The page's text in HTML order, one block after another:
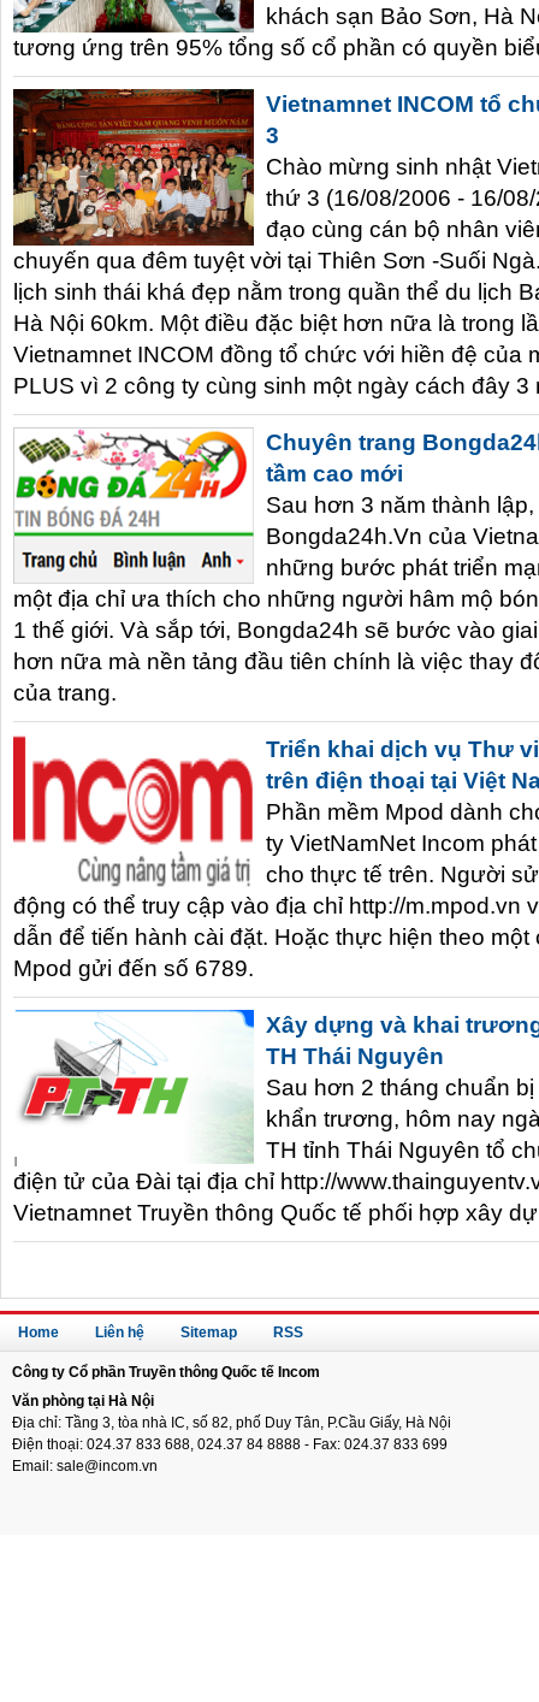
khách sạn Bảo Sơn, Hà
tương ứng trên 95% tổng số cổ phần có quyền
Vietnamnet INCOM tổ
3
Chào mừng sinh nhật
thứ 3 (16/08/2006 - 16/
đạo cùng cán bộ nhân
chuyến qua đêm tuyệt vời tại Thiên Sơn -Suối
lịch sinh thái khá đẹp nằm trong quần thể du lịch
Hà Nội 60km. Một điều đặc biệt hơn nữa là trong
Vietnamnet INCOM đồng tổ chức với hiền đệ của
PLUS vì 2 công ty cùng sinh một ngày cách đây 3
Chuyên trang
tầm cao mới
Sau hơn 3 năm thành
Bongda24h.Vn của
những bước phát triển
một địa chỉ ưa thích cho những người hâm mộ
1 thế giới. Và sắp tới, Bongda24h sẽ bước vào
hơn nữa mà nền tảng đầu tiên chính là việc thay
của trang.
Triển khai dịch vụ Thư
trên điện thoại tại Việt
Phần mềm Mpod dành
ty VietNamNet Incom
cho thực tế trên. Người
động có thể truy cập vào địa chỉ http://m.mpod.vn
dẫn để tiến hành cài đặt. Hoặc thực hiện theo một
Mpod gửi đến số 6789.
Xây dựng và khai
TH Thái Nguyên
Sau hơn 2 tháng chuẩn
khẩn trương, hôm nay
TH tỉnh Thái Nguyên tổ
điện tử của Đài tại địa chỉ http://
Vietnamnet Truyền thông Quốc tế phối hợp xây
Home Liên hệ Sitemap RSS
Công ty Cổ phần Truyền thông Quốc tế Incom
Văn phòng tại Hà Nội
Địa chỉ: Tầng 3, tòa nhà IC, số 82, phố Duy Tân, P.Cầu Giấy, Hà Nội
Điện thoại: 024.37 833 688, 024.37 84 8888 - Fax: 024.37 833 699
Email: sale@incom.vn